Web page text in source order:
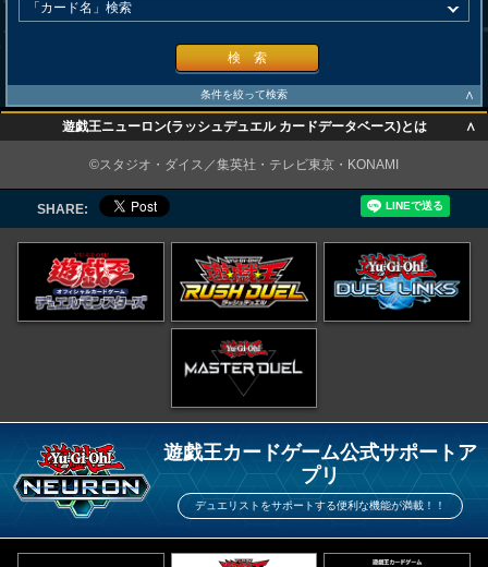
検 索
条件を絞って検索 ∧
遊戯王ニューロン(ラッシュデュエル カードデータベース)とは ∧
©スタジオ・ダイス／集英社・テレビ東京・KONAMI
SHARE:
遊戯王カードゲーム公式サポートア
プリ
デュエリストをサポートする便利な機能が満載！！